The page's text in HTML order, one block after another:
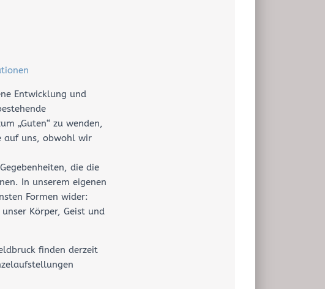
Entwicklung und
„Guten“ zu wenden,
auf uns, obwohl wir
die die
In unserem eigenen
Formen wider:
Körper, Geist und
finden derzeit